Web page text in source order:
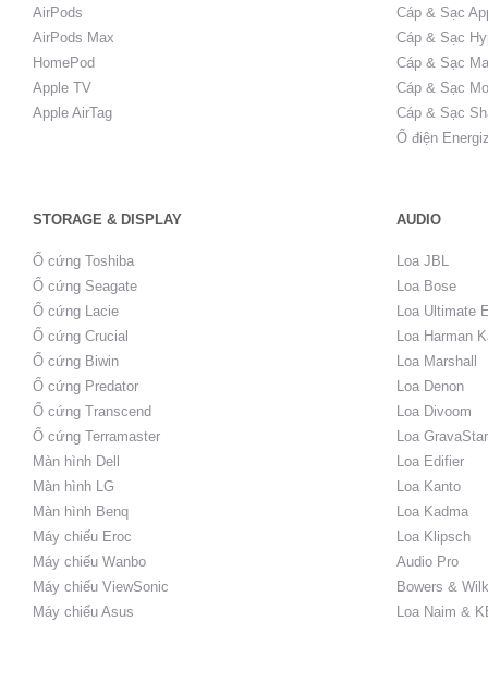
AirPods
AirPods Max
HomePod
Apple TV
Apple AirTag
Cáp & Sạc
Cáp & Sạc
Cáp & Sạc
Cáp & Sạc
Cáp & Sạc
Ổ điện
STORAGE & DISPLAY AUDIO
Ổ cứng Toshiba
Ổ cứng Seagate
Ổ cứng Lacie
Ổ cứng Crucial
Ổ cứng Biwin
Ổ cứng Predator
Ổ cứng Transcend
Ổ cứng Terramaster
Màn hình Dell
Màn hình LG
Màn hình Benq
Máy chiếu Eroc
Máy chiếu Wanbo
Máy chiếu ViewSonic
Máy chiếu Asus
Loa JBL
Loa Bose
Loa Ultimate
Loa Harman
Loa Marshall
Loa Denon
Loa Divoom
Loa GravaStar
Loa Edifier
Loa Kanto
Loa Kadma
Loa Klipsch
Audio Pro
Bowers &
Loa Naim &